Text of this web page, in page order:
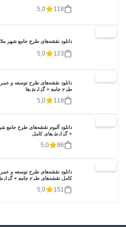
118
5,0
دانلود نقشه‌های طرح جامع شهر ملایر ۱۳۸۷ + آلبوم
123
5,0
دانلود نقشه‌های طرح توسعه و
طرح جامع + گزارش‌ها
118
5,0
+ گزارش‌های کامل
86
5,0
کامل نقشه‌های طرح جامع +
151
5,0